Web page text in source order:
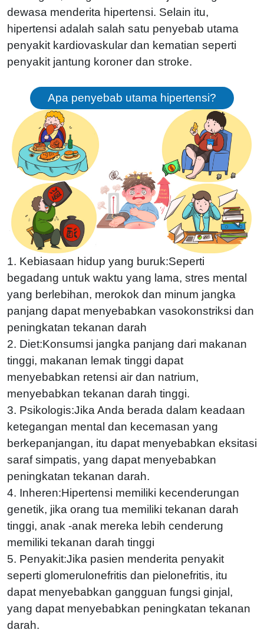
dewasa menderita hipertensi. Selain itu,
hipertensi adalah salah satu penyebab utama
penyakit kardiovaskular dan kematian seperti
penyakit jantung koroner dan stroke.
Apa penyebab utama hipertensi?
1. Kebiasaan hidup yang buruk:Seperti
begadang untuk waktu yang lama, stres mental
yang berlebihan, merokok dan minum jangka
panjang dapat menyebabkan vasokonstriksi dan
peningkatan tekanan darah
2. Diet:Konsumsi jangka panjang dari makanan
tinggi, makanan lemak tinggi dapat
menyebabkan retensi air dan natrium,
menyebabkan tekanan darah tinggi.
3. Psikologis:Jika Anda berada dalam keadaan
ketegangan mental dan kecemasan yang
berkepanjangan, itu dapat menyebabkan eksitasi
saraf simpatis, yang dapat menyebabkan
peningkatan tekanan darah.
4. Inheren:Hipertensi memiliki kecenderungan
genetik, jika orang tua memiliki tekanan darah
tinggi, anak -anak mereka lebih cenderung
memiliki tekanan darah tinggi
5. Penyakit:Jika pasien menderita penyakit
seperti glomerulonefritis dan pielonefritis, itu
dapat menyebabkan gangguan fungsi ginjal,
yang dapat menyebabkan peningkatan tekanan
darah.